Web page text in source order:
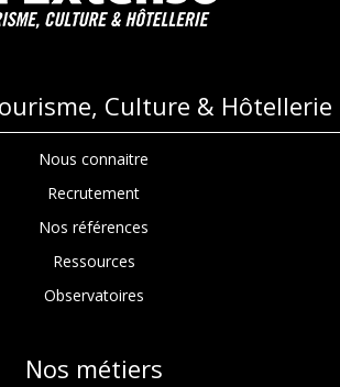
Culture & Hôtellerie
Nous connaitre
Recrutement
Nos références
Ressources
Observatoires
Nos métiers